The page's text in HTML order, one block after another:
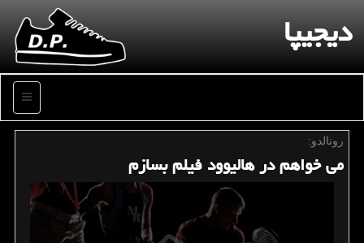
دیجیپا
منو
رونالدو:
می خواهم در هالیوود فیلم بسازم